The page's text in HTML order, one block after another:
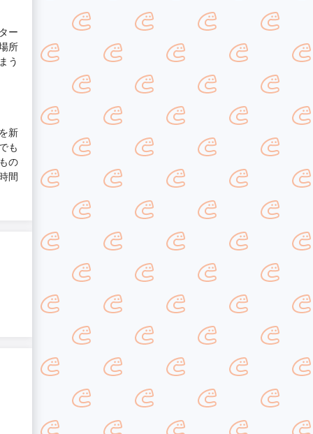
ー
所
う
新
も
の
間